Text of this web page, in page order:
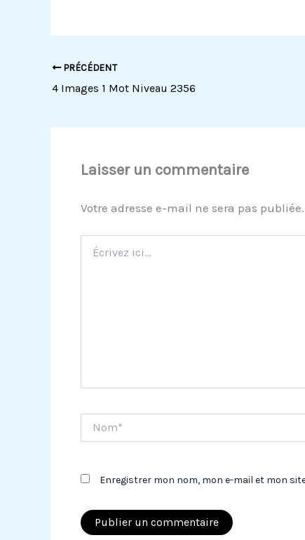
PRÉCÉDENT
4 Images 1 Mot Niveau 2356
Laisser un commentaire
Votre adresse e-mail ne sera pas publiée.
ici…
Enregistrer mon nom, mon e-mail et mon